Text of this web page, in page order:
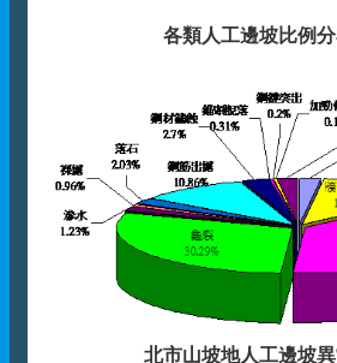
各類人工邊坡比例
北市山坡地人工邊坡